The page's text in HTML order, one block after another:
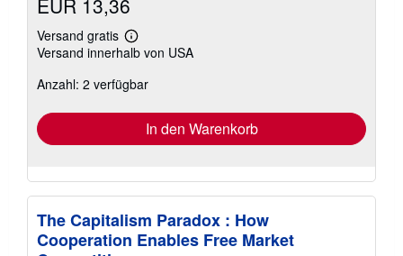
Versand gratis
Weitere
Informationen
Versandkosten
Versand innerhalb von USA
Anzahl: 2 verfügbar
In den Warenkorb
The Capitalism Paradox : How
Cooperation Enables Free Market